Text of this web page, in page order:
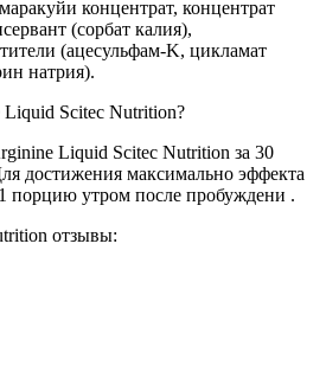
концентрат, концентрат
(сорбат калия),
(ацесульфам-K, цикламат
натрия).
Scitec Nutrition?
Liquid Scitec Nutrition за 30
достижения максимально эффекта
порцию утром после пробуждени .
отзывы: